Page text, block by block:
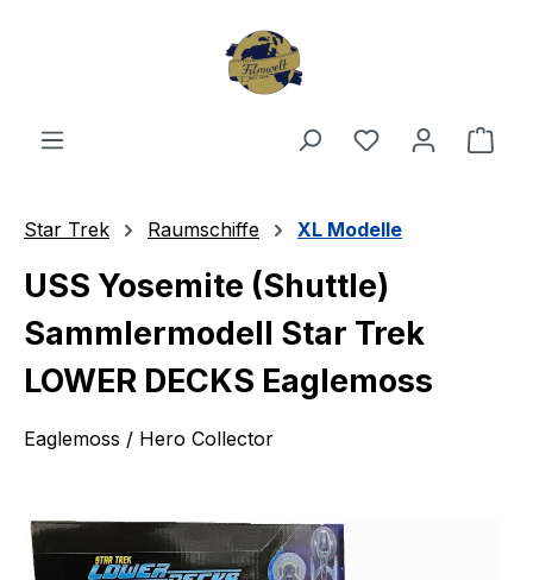
Du hast 0
Star Trek Raumschiffe XL Modelle
USS Yosemite (Shuttle)
Sammlermodell Star Trek
LOWER DECKS Eaglemoss
Eaglemoss / Hero Collector